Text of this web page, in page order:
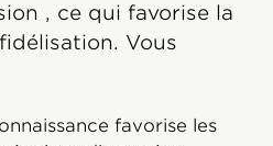
, ce qui favorise la
Vous
favorise les